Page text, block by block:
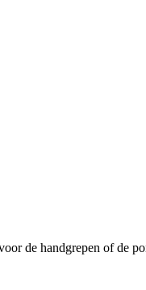
de handgrepen of de